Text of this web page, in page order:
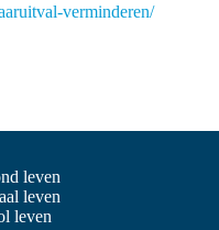
verminderen/
leven
leven
leven